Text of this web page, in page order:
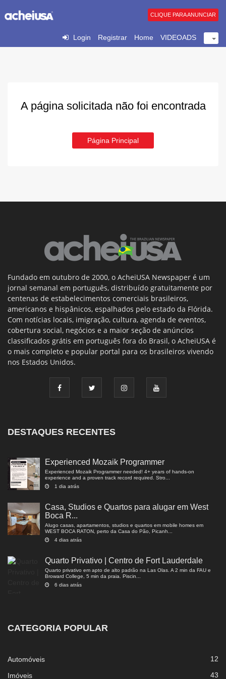
Login Registrar Home VIDEOADS
CLIQUE PARA ANUNCIAR
A página solicitada não foi encontrada
Página Principal
Fundado em outubro de 2000, o AcheiUSA Newspaper é um
jornal semanal em português, distribuído gratuitamente por
centenas de estabelecimentos comerciais brasileiros,
americanos e hispânicos, espalhados pelo estado da Flórida.
Com notícias locais, imigração, cultura, agenda de eventos,
cobertura social, negócios e a maior seção de anúncios
classificados grátis em português fora do Brasil, o AcheiUSA é
o mais completo e popular portal para os brasileiros vivendo
nos Estados Unidos.
DESTAQUES RECENTES
Experienced Mozaik Programmer
Experienced Mozaik Programmer needed! 4+ years of hands-on
experience and a proven track record required. Stro...
1 dia atrás
Casa, Studios e Quartos para alugar em West
Boca R...
Alugo casas, apartamentos, studios e quartos em mobile homes em
WEST BOCA RATON, perto da Casa do Pão, Picanh...
4 dias atrás
Quarto Privativo | Centro de Fort Lauderdale
Quarto privativo em apto de alto padrão na Las Olas. A 2 min da FAU e
Broward College, 5 min da praia. Piscin...
6 dias atrás
CATEGORIA POPULAR
Automóveis 12
Imóveis 43